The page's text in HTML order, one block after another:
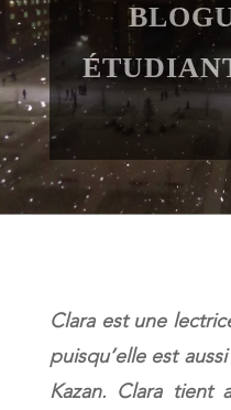
Clara est une
puisqu’elle est
Kazan. Clara tient